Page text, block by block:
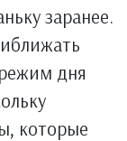
заранее.
дня
которые